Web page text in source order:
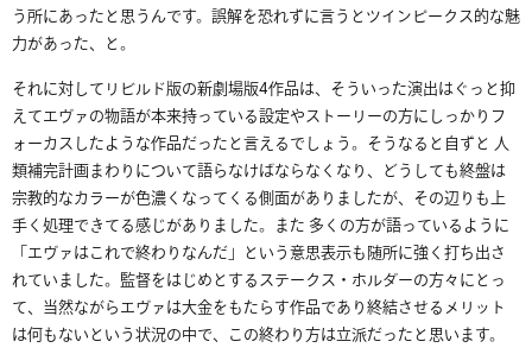
う所にあったと思うんです。誤解を恐れずに言うとツインピークス的な魅
力があった、と。
それに対してリビルド版の新劇場版4作品は、そういった演出はぐっと抑
えてエヴァの物語が本来持っている設定やストーリーの方にしっかりフ
ォーカスしたような作品だったと言えるでしょう。そうなると自ずと 人
類補完計画まわりについて語らなけばならなくなり、どうしても終盤は
宗教的なカラーが色濃くなってくる側面がありましたが、その辺りも上
手く処理できてる感じがありました。また 多くの方が語っているように
「エヴァはこれで終わりなんだ」という意思表示も随所に強く打ち出さ
れていました。監督をはじめとするステークス・ホルダーの方々にとっ
て、当然ながらエヴァは大金をもたらす作品であり終結させるメリット
は何もないという状況の中で、この終わり方は立派だったと思います。